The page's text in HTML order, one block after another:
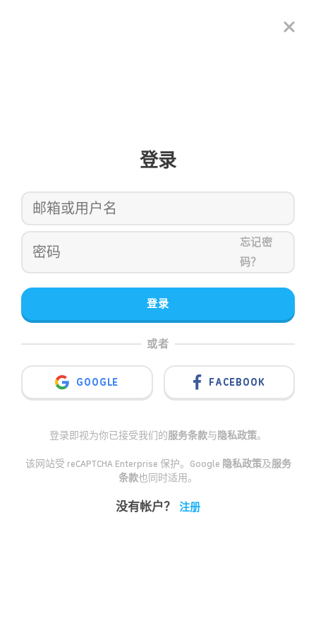
登录
忘记密
码？
登录
或者
GOOGLE FACEBOOK
登录即视为你已接受我们的服务条款与隐私政策。
该网站受 reCAPTCHA Enterprise 保护。Google 隐私政策及服务
条款也同时适用。
没有帐户？ 注册